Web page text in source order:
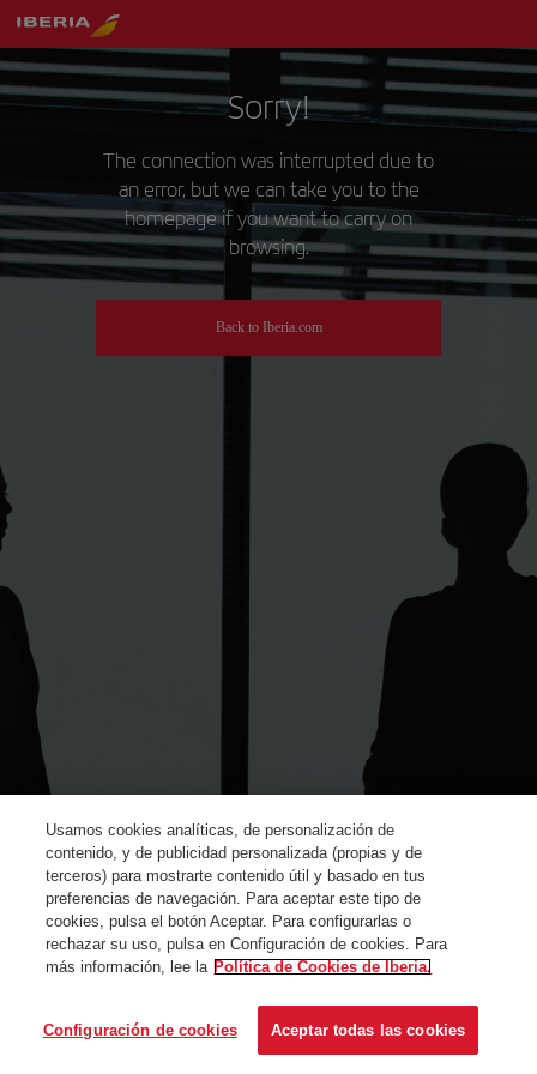
Sorry!
The connection was interrupted due to
an error, but we can take you to the
homepage if you want to carry on
browsing.
Back to Iberia.com
Usamos cookies analíticas, de personalización de
contenido, y de publicidad personalizada (propias y de
terceros) para mostrarte contenido útil y basado en tus
preferencias de navegación. Para aceptar este tipo de
cookies, pulsa el botón Aceptar. Para configurarlas o
rechazar su uso, pulsa en Configuración de cookies. Para
más información, lee la Política de Cookies de Iberia.
Configuración de cookies Aceptar todas las cookies